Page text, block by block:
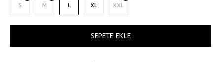
S M L XL XXL